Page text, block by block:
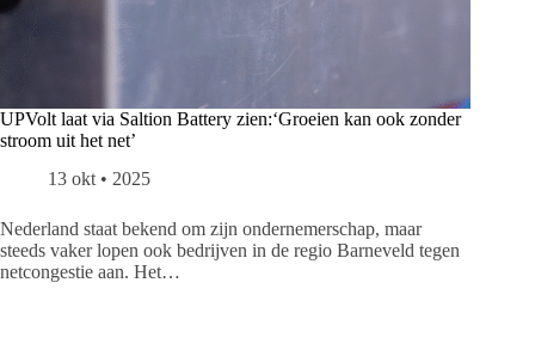
UPVolt laat via Saltion Battery zien:‘Groeien kan ook zonder
stroom uit het net’
13 okt • 2025
Nederland staat bekend om zijn ondernemerschap, maar
steeds vaker lopen ook bedrijven in de regio Barneveld tegen
netcongestie aan. Het…